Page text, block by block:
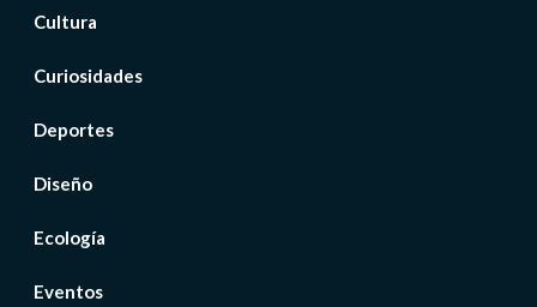
Cultura
Curiosidades
Deportes
Diseño
Ecología
Eventos